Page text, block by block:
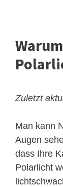
Zuletzt
Man kann
Augen
dass Ihre
Polarlicht